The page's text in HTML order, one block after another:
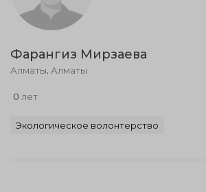
Фарангиз Мирзаева
Алматы, Алматы
0 лет
Экологическое волонтерство